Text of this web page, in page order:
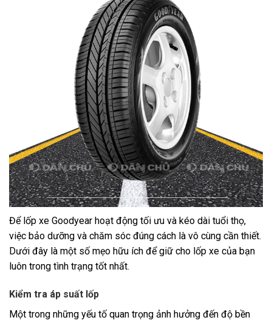
Để lốp xe Goodyear hoạt động tối ưu và kéo dài tuổi thọ,
việc bảo dưỡng và chăm sóc đúng cách là vô cùng cần thiết.
Dưới đây là một số mẹo hữu ích để giữ cho lốp xe của bạn
luôn trong tình trạng tốt nhất.
Kiểm tra áp suất lốp
Một trong những yếu tố quan trọng ảnh hưởng đến độ bền